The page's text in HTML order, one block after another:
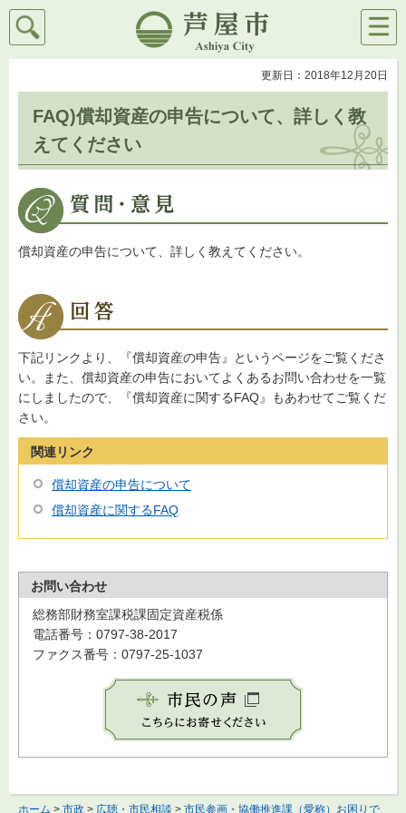
芦屋市
検索
メニ
ュー
更新日：2018年12月20日
FAQ)償却資産の申告について、詳しく教
えてください
償却資産の申告について、詳しく教えてください。
下記リンクより、『償却資産の申告』というページをご覧くださ
い。また、償却資産の申告においてよくあるお問い合わせを一覧
にしましたので、『償却資産に関するFAQ』もあわせてご覧くだ
さい。
関連リンク
償却資産の申告について
償却資産に関するFAQ
お問い合わせ
総務部財務室課税課固定資産税係
電話番号：0797-38-2017
ファクス番号：0797-25-1037
ホーム > 市政 > 広聴・市民相談 > 市民参画・協働推進課（愛称）お困りで